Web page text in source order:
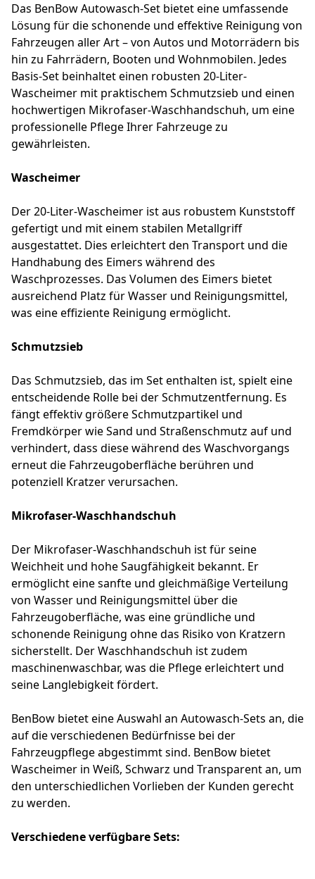
Das BenBow Autowasch-Set bietet eine umfassende
Lösung für die schonende und effektive Reinigung von
Fahrzeugen aller Art – von Autos und Motorrädern bis
hin zu Fahrrädern, Booten und Wohnmobilen. Jedes
Basis-Set beinhaltet einen robusten 20-Liter-
Wascheimer mit praktischem Schmutzsieb und einen
hochwertigen Mikrofaser-Waschhandschuh, um eine
professionelle Pflege Ihrer Fahrzeuge zu
gewährleisten.
Wascheimer
Der 20-Liter-Wascheimer ist aus robustem Kunststoff
gefertigt und mit einem stabilen Metallgriff
ausgestattet. Dies erleichtert den Transport und die
Handhabung des Eimers während des
Waschprozesses. Das Volumen des Eimers bietet
ausreichend Platz für Wasser und Reinigungsmittel,
was eine effiziente Reinigung ermöglicht.
Schmutzsieb
Das Schmutzsieb, das im Set enthalten ist, spielt eine
entscheidende Rolle bei der Schmutzentfernung. Es
fängt effektiv größere Schmutzpartikel und
Fremdkörper wie Sand und Straßenschmutz auf und
verhindert, dass diese während des Waschvorgangs
erneut die Fahrzeugoberfläche berühren und
potenziell Kratzer verursachen.
Mikrofaser-Waschhandschuh
Der Mikrofaser-Waschhandschuh ist für seine
Weichheit und hohe Saugfähigkeit bekannt. Er
ermöglicht eine sanfte und gleichmäßige Verteilung
von Wasser und Reinigungsmittel über die
Fahrzeugoberfläche, was eine gründliche und
schonende Reinigung ohne das Risiko von Kratzern
sicherstellt. Der Waschhandschuh ist zudem
maschinenwaschbar, was die Pflege erleichtert und
seine Langlebigkeit fördert.
BenBow bietet eine Auswahl an Autowasch-Sets an, die
auf die verschiedenen Bedürfnisse bei der
Fahrzeugpflege abgestimmt sind. BenBow bietet
Wascheimer in Weiß, Schwarz und Transparent an, um
den unterschiedlichen Vorlieben der Kunden gerecht
zu werden.
Verschiedene verfügbare Sets: